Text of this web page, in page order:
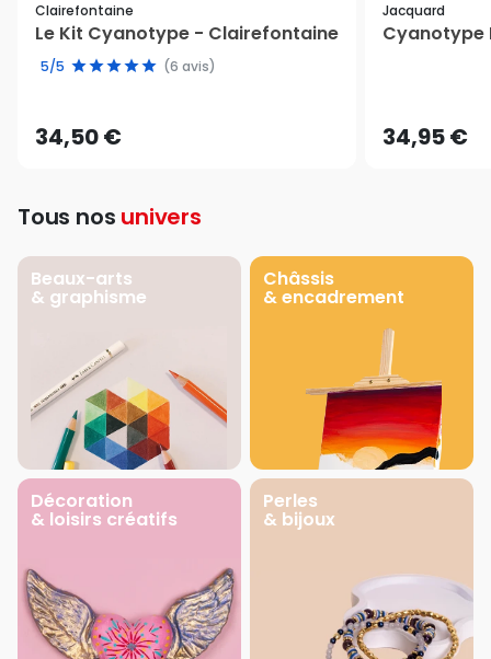
Clairefontaine
Le Kit Cyanotype - Clairefontaine
5/5 (6 avis)
34,50 €
Jacquard
Cyanotype
34,95 €
Tous nos univers
Beaux-arts
& graphisme
Châssis
& encadrement
Décoration
& loisirs créatifs
Perles
& bijoux